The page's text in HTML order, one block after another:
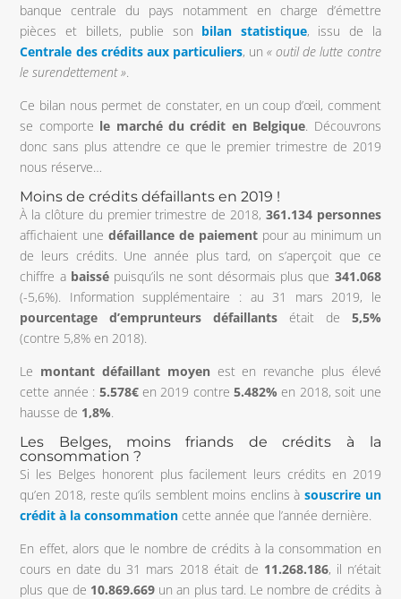
banque centrale du pays notamment en charge d’émettre
pièces et billets, publie son bilan statistique, issu de la
Centrale des crédits aux particuliers, un« outil de lutte contre
le surendettement »
Ce bilan nous permet de constater, en un coup d’œil, comment
se comporte le marché du crédit en Belgique . Découvrons
donc sans plus attendre ce que le premier trimestre de 2019
nous réserve…
Moins de crédits défaillants en 2019 !
À la clôture du premier trimestre de 2018, 361.134 personnes
affichaient unedéfaillance de paiement pour au minimum un
de leurs crédits. Une année plus tard, on s’aperçoit que ce
chiffre a baissépuisqu’ils ne sont désormais plus que 341.068
(-5,6%). Information supplémentaire : au 31 mars 2019, le
pourcentage d’emprunteurs défaillants était de 5,5%
(contre 5,8% en 2018).
Le montant défaillant moyen est en revanche plus élevé
cette année : 5.578€en 2019 contre5.482% en 2018, soit une
hausse de 1,8%
Les Belges, moins friands de crédits à la
consommation ?
Si les Belges honorent plus facilement leurs crédits en 2019
qu’en 2018, reste qu’ils semblent moins enclins àsouscrire un
crédit à la consommation cette année que l’année dernière.
En effet, alors que le nombre de crédits à la consommation en
cours en date du 31 mars 2018 était de 11.268.186, il n’était
plus que de 10.869.669un an plus tard. Le nombre de crédits à